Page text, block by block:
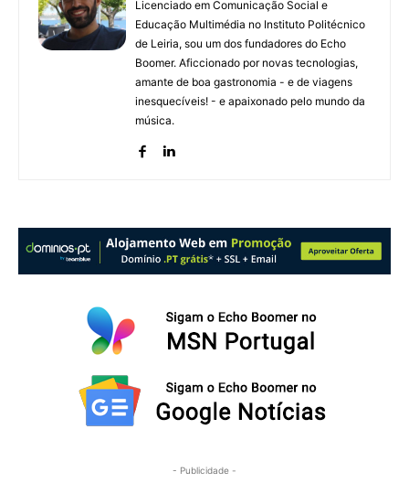
Licenciado em Comunicação Social e
Educação Multimédia no Instituto Politécnico
de Leiria, sou um dos fundadores do Echo
Boomer. Aficcionado por novas tecnologias,
amante de boa gastronomia - e de viagens
inesquecíveis! - e apaixonado pelo mundo da
música.
- Publicidade -